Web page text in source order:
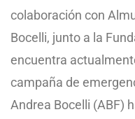
colaboración con
Bocelli, junto a la
encuentra
campaña de
Andrea Bocelli (ABF)